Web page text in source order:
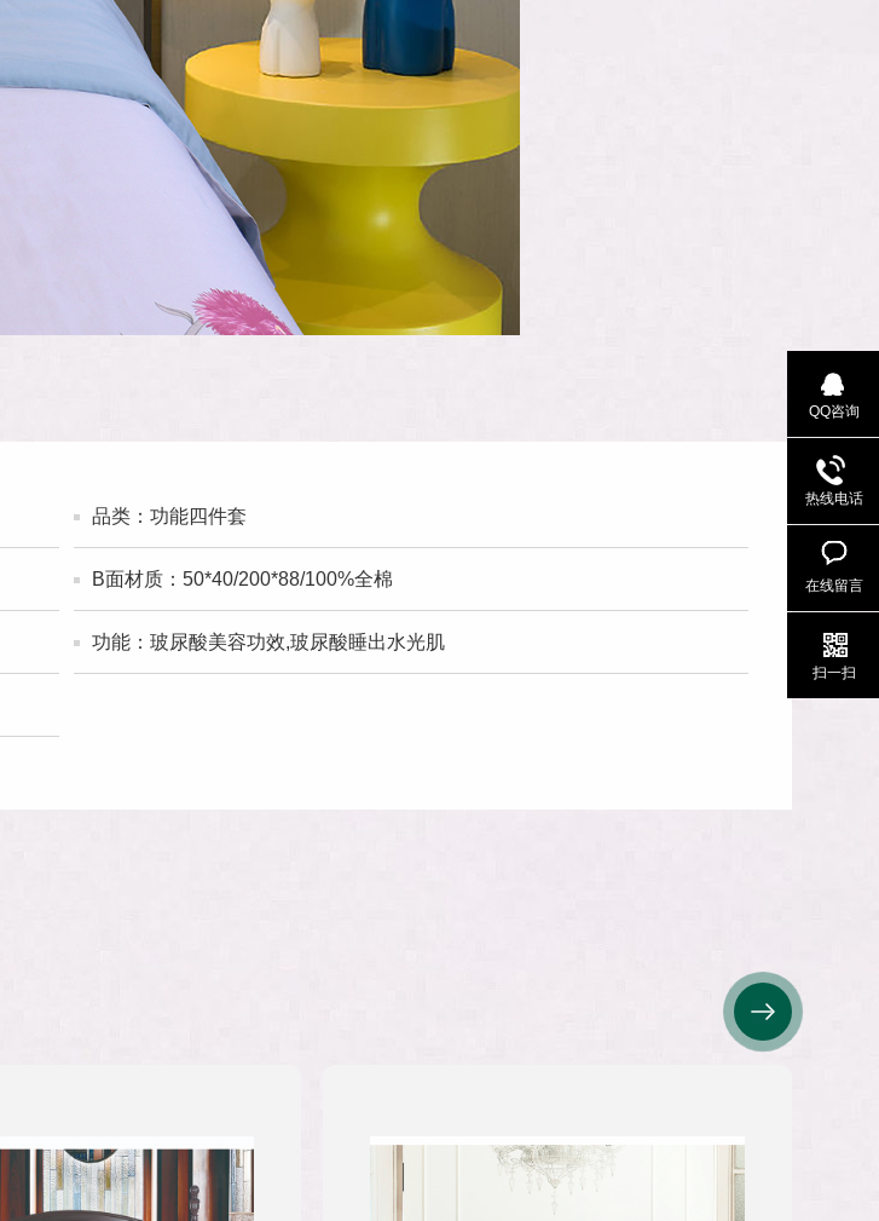
品类：功能四件套
B面材质：50*40/200*88/100%全棉
功能：玻尿酸美容功效,玻尿酸睡出水光肌
QQ咨询
热线电话
在线留言
扫一扫